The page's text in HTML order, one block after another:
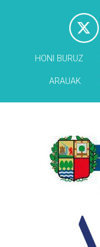
HONI BURUZ
ARAUAK